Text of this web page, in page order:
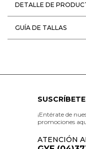
DETALLE DE
GUÍA DE TALLAS
¡Entérate de
promociones
ATENCIÓN